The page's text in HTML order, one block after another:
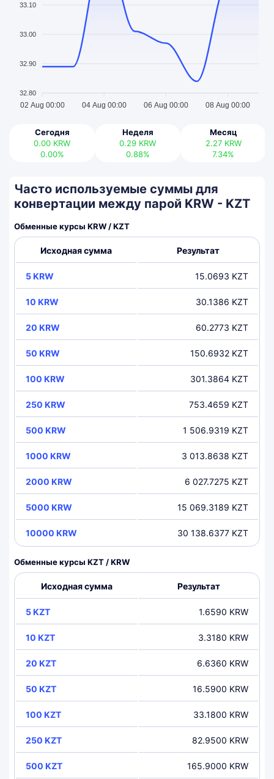
33.10
33.00
32.90
32.80
02 Aug 00:00 04 Aug 00:00 06 Aug 00:00 08 Aug 00:00
Сегодня
0.00 KRW
0.00%
Неделя
0.29 KRW
0.88%
Месяц
2.27 KRW
7.34%
Часто используемые суммы для
конвертации между парой KRW - KZT
Обменные курсы KRW / KZT
Исходная сумма Результат
5 KRW 15.0693 KZT
10 KRW 30.1386 KZT
20 KRW 60.2773 KZT
50 KRW 150.6932 KZT
100 KRW 301.3864 KZT
250 KRW 753.4659 KZT
500 KRW 1 506.9319 KZT
1000 KRW 3 013.8638 KZT
2000 KRW 6 027.7275 KZT
5000 KRW 15 069.3189 KZT
10000 KRW 30 138.6377 KZT
Обменные курсы KZT / KRW
Исходная сумма Результат
5 KZT 1.6590 KRW
10 KZT 3.3180 KRW
20 KZT 6.6360 KRW
50 KZT 16.5900 KRW
100 KZT 33.1800 KRW
250 KZT 82.9500 KRW
500 KZT 165.9000 KRW